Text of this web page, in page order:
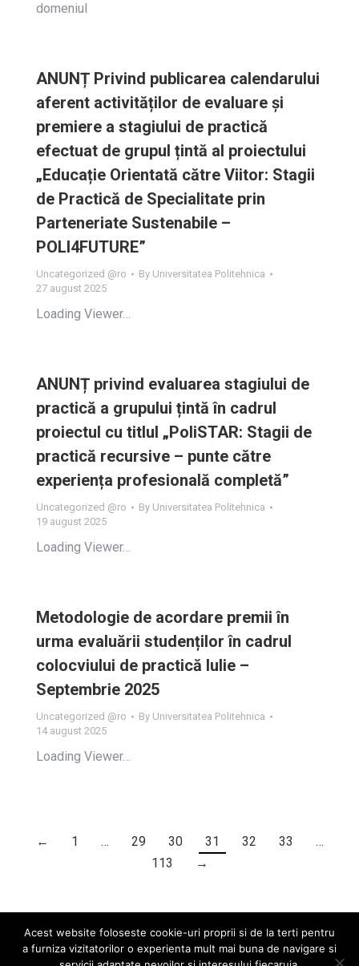
domeniul
ANUNȚ Privind publicarea calendarului
aferent activităților de evaluare și
premiere a stagiului de practică
efectuat de grupul țintă al proiectului
„Educație Orientată către Viitor: Stagii
de Practică de Specialitate prin
Parteneriate Sustenabile –
POLI4FUTURE”
Uncategorized @ro By Universitatea Politehnica
27 august 2025
Loading Viewer…
ANUNȚ privind evaluarea stagiului de
practică a grupului țintă în cadrul
proiectul cu titlul „PoliSTAR: Stagii de
practică recursive – punte către
experiența profesională completă”
Uncategorized @ro By Universitatea Politehnica
19 august 2025
Loading Viewer…
Metodologie de acordare premii în
urma evaluării studenților în cadrul
colocviului de practică Iulie –
Septembrie 2025
Uncategorized @ro By Universitatea Politehnica
14 august 2025
Loading Viewer…
← 1 … 29 30 31 32 33
…
113
→
Acest website foloseste cookie-uri proprii si de la terti pentru
a furniza vizitatorilor o experienta mult mai buna de navigare si